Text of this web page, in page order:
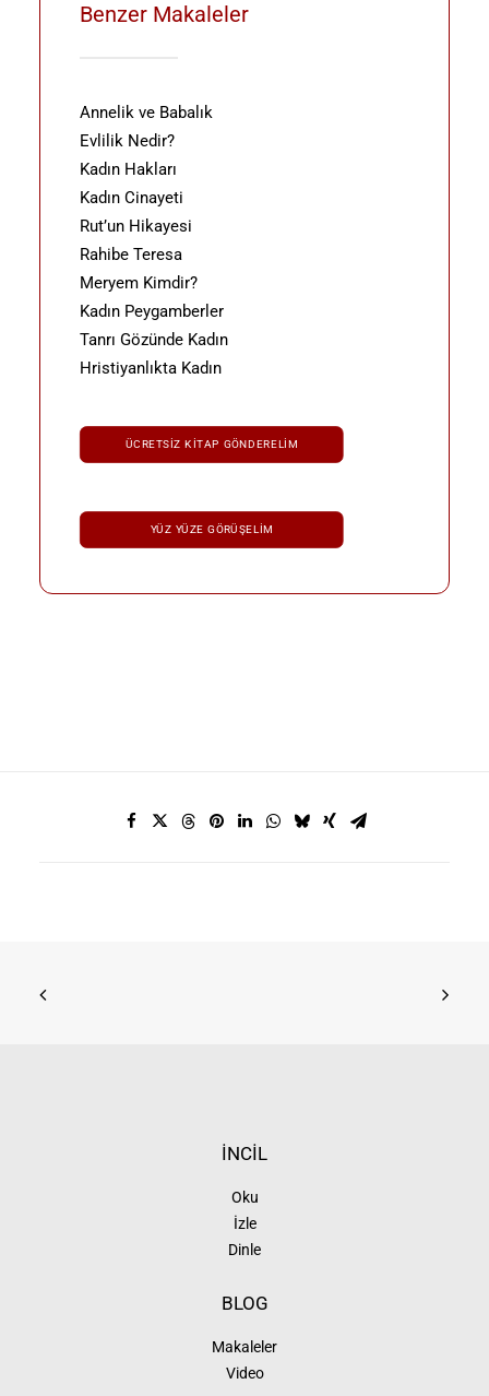
Benzer Makaleler
Annelik ve Babalık
Evlilik Nedir?
Kadın Hakları
Kadın Cinayeti
Rut’un Hikayesi
Rahibe Teresa
Meryem Kimdir?
Kadın Peygamberler
Tanrı Gözünde Kadın
Hristiyanlıkta Kadın
ÜCRETSIZ KITAP GÖNDERELIM
YÜZ YÜZE GÖRÜŞELIM
İNCİL
Oku
İzle
Dinle
BLOG
Makaleler
Video